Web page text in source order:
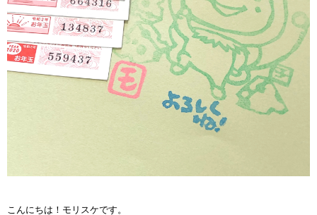
こんにちは！モリスケです。